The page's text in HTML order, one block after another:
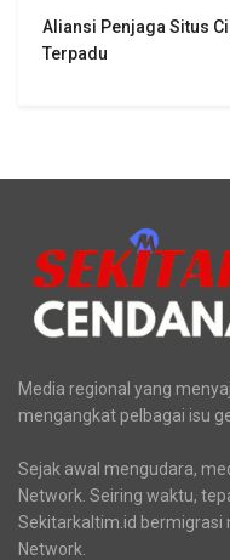
Aliansi Penjaga Situs
Terpadu
Media regional yang
mengangkat pelbagai isu
Sejak awal mengudara,
Network. Seiring waktu,
Sekitarkaltim.id bermigrasi
Network.